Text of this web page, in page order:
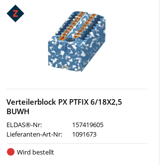
Verteilerblock PX PTFIX 6/18X2,5
BUWH
ELDAS®-Nr:
157419605
Lieferanten-Art-Nr:
1091673
Wird bestellt